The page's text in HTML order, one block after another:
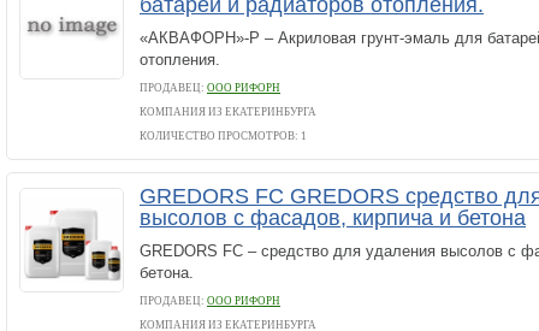
батарей и радиаторов отопления.
«АКВАФОРН»-Р – Акриловая грунт-эмаль для
отопления.
ПРОДАВЕЦ: ООО РИФОРН
КОМПАНИЯ ИЗ ЕКАТЕРИНБУРГА
КОЛИЧЕСТВО ПРОСМОТРОВ: 1
GREDORS FC GREDORS средство
высолов с фасадов, кирпича и бетона
GREDORS FC – средство для удаления высолов с
бетона.
ПРОДАВЕЦ: ООО РИФОРН
КОМПАНИЯ ИЗ ЕКАТЕРИНБУРГА